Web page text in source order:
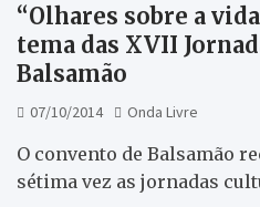
“Olhares sobre a
tema das XVII
Balsamão
07/10/2014 Onda Livre
O convento de Balsamão
sétima vez as jornadas